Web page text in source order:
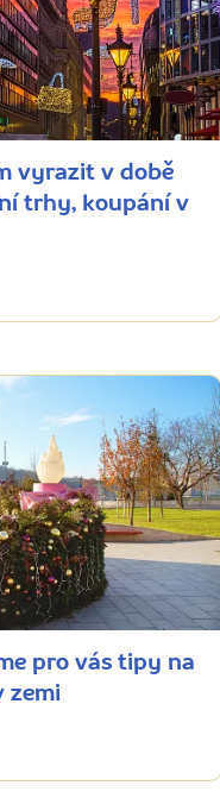
vyrazit v době
trhy, koupání v
pro vás tipy na
zemi